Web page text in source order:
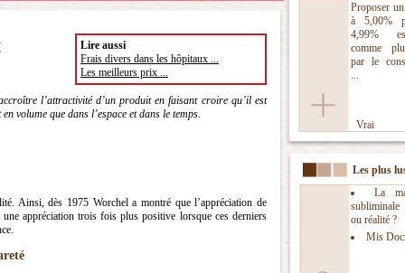
Proposer
à 5,00%
4,99%
comme
par le
...
Vrai
Les plus
La
ou réalité ?
Mis
Lire aussi
Frais divers dans les hôpitaux ...
Les meilleurs prix ...
l’attractivité d’un produit en faisant croire qu’il est
volume que dans l’espace et dans le temps.
Ainsi, dès 1975 Worchel a montré que l’appréciation de
appréciation trois fois plus positive lorsque ces derniers